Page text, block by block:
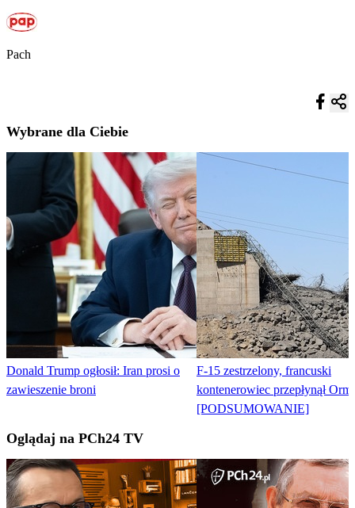
Pach
Wybrane dla Ciebie
Donald Trump ogłosił: Iran prosi o
zawieszenie broni
F-15 zestrzelony, francuski
kontenerowiec przepłynął
[PODSUMOWANIE]
Oglądaj na PCh24 TV